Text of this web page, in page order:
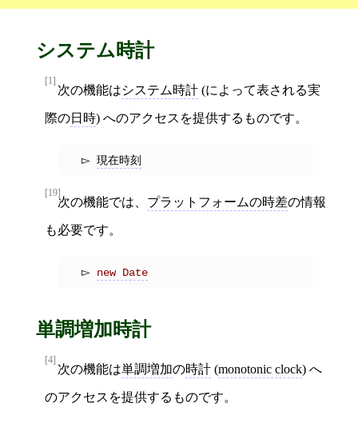
システム時計
[1]
次の機能はシステム時計 (によって表される実
際の日時) へのアクセスを提供するものです。
現在時刻
[19]
次の機能では、 プラットフォームの時差の情報
も必要です。
new Date
単調増加時計
[4]
次の機能は単調増加の時計 (monotonic clock) へ
のアクセスを提供するものです。